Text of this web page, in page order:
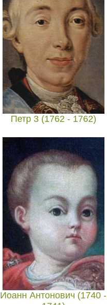
Петр 3 (1762 - 1762)
Иоанн Антонович (1740 -